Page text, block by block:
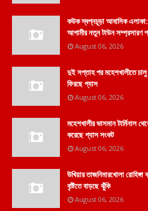
কউক স্বপ্নচূড়া আবাসিক এলাকা:
আগামীর নতুন টাউন সম্প্রসারণ
August 06, 2026
দুই সপ্তাহ পর মহেশখালীতে
ফিরছে গ্যাস
August 06, 2026
মহেশখালীর ভাসমান
করেছে গ্যাস সংকট
August 06, 2026
উখিয়ার তাজনিমারখোলা রোহিঙ্গা
বৃষ্টিতে বাড়ছে ঝুঁকি
August 06, 2026